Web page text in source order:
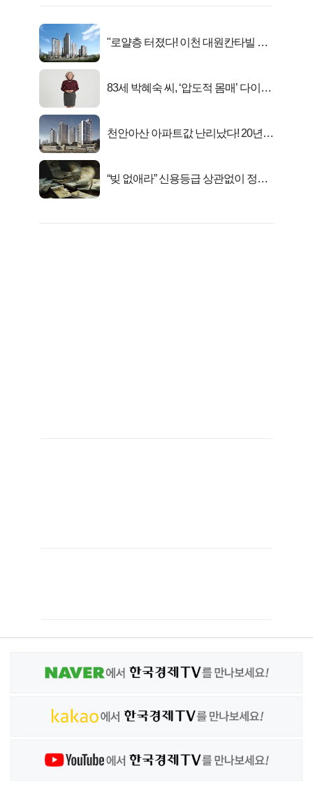
"로얄층 터졌다! 이천 대원칸타빌 잔
83세 박혜숙 씨, ‘압도적 몸매’ 다이어
천안아산 아파트값 난리났다! 20년
“빚 없애라” 신용등급 상관없이 정부